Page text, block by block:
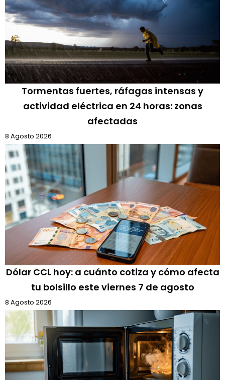
Tormentas fuertes, ráfagas intensas y
actividad eléctrica en 24 horas: zonas
afectadas
8 Agosto 2026
Dólar CCL hoy: a cuánto cotiza y cómo afecta
tu bolsillo este viernes 7 de agosto
8 Agosto 2026